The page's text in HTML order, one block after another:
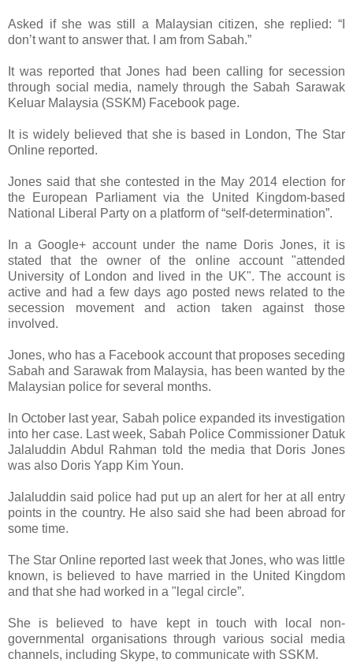
Asked if she was still a Malaysian citizen, she replied: “I
don’t want to answer that. I am from Sabah.”
It was reported that Jones had been calling for secession
through social media, namely through the Sabah Sarawak
Keluar Malaysia (SSKM) Facebook page.
It is widely believed that she is based in London, The Star
Online reported.
Jones said that she contested in the May 2014 election for
the European Parliament via the United Kingdom-based
National Liberal Party on a platform of “self-determination”.
In a Google+ account under the name Doris Jones, it is
stated that the owner of the online account "attended
University of London and lived in the UK". The account is
active and had a few days ago posted news related to the
secession movement and action taken against those
involved.
Jones, who has a Facebook account that proposes seceding
Sabah and Sarawak from Malaysia, has been wanted by the
Malaysian police for several months.
In October last year, Sabah police expanded its investigation
into her case. Last week, Sabah Police Commissioner Datuk
Jalaluddin Abdul Rahman told the media that Doris Jones
was also Doris Yapp Kim Youn.
Jalaluddin said police had put up an alert for her at all entry
points in the country. He also said she had been abroad for
some time.
The Star Online reported last week that Jones, who was little
known, is believed to have married in the United Kingdom
and that she had worked in a "legal circle”.
She is believed to have kept in touch with local non-
governmental organisations through various social media
channels, including Skype, to communicate with SSKM.